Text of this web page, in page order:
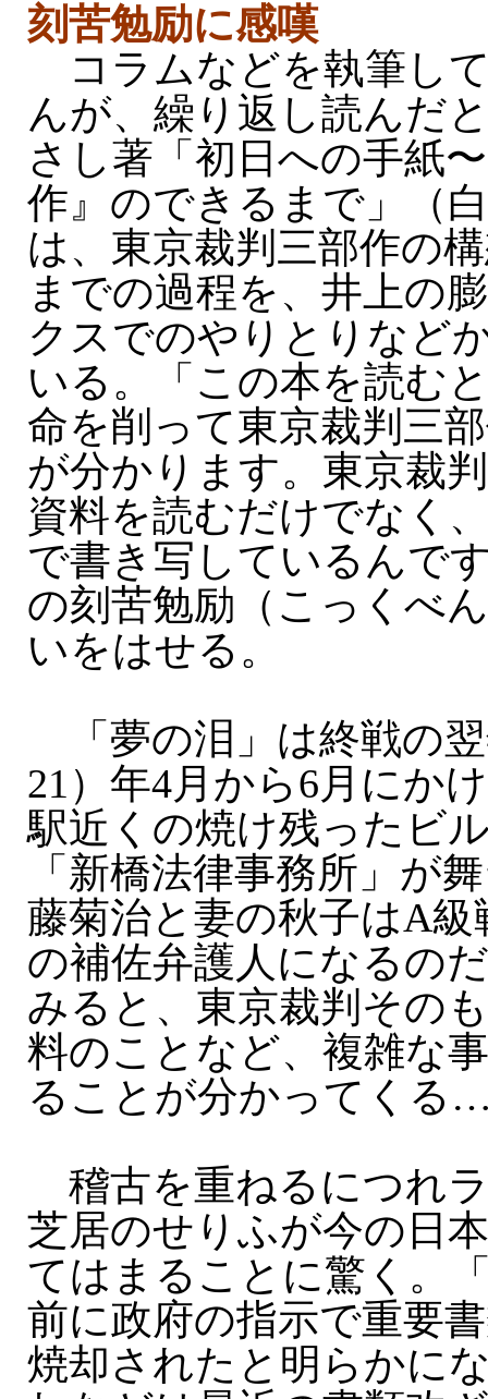
刻苦勉励に感嘆
コラムなどを執筆し
んが、繰り返し読んだ
さし著「初日への手紙
作』のできるまで」（
は、東京裁判三部作の
までの過程を、井上の
クスでのやりとりなど
いる。「この本を読む
命を削って東京裁判三
が分かります。東京裁
資料を読むだけでなく
で書き写しているんで
の刻苦勉励（こっくべ
いをはせる。
「夢の泪」は終戦の
21）年4月から6月にか
駅近くの焼け残ったビ
「新橋法律事務所」が
藤菊治と妻の秋子はA級
の補佐弁護人になるの
みると、東京裁判その
料のことなど、複雑な
ることが分かってくる
稽古を重ねるにつれ
芝居のせりふが今の日
てはまることに驚く。
前に政府の指示で重要
焼却されたと明らかに